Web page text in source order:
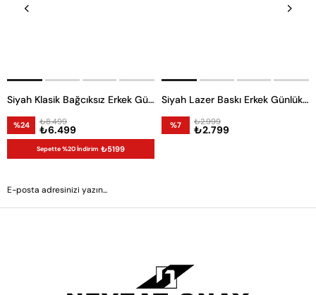
Siyah Klasik Bağcıksız Erkek Günlük Ayakkabı
%24 ₺6.499
₺8.499
Sepette %20 İndirim ₺5199
Siyah Lazer Baskı Erkek Günlük Ayakkabı
%7 ₺2.799
₺2.999